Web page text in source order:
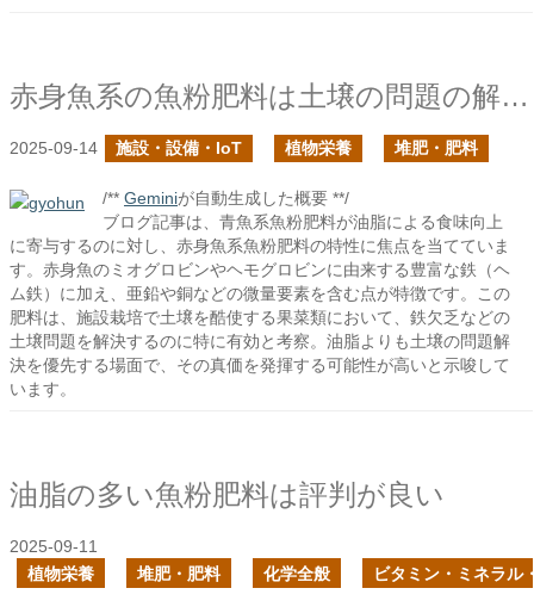
赤身魚系の魚粉肥料は土壌の問題の解決に向いているはず
2025-09-14 施設・設備・IoT 植物栄養 堆肥・肥料
/** Geminiが自動生成した概要 **/
ブログ記事は、青魚系魚粉肥料が油脂による食味向上
に寄与するのに対し、赤身魚系魚粉肥料の特性に焦点を当てていま
す。赤身魚のミオグロビンやヘモグロビンに由来する豊富な鉄（ヘ
ム鉄）に加え、亜鉛や銅などの微量要素を含む点が特徴です。この
肥料は、施設栽培で土壌を酷使する果菜類において、鉄欠乏などの
土壌問題を解決するのに特に有効と考察。油脂よりも土壌の問題解
決を優先する場面で、その真価を発揮する可能性が高いと示唆して
います。
油脂の多い魚粉肥料は評判が良い
2025-09-11
植物栄養
堆肥・肥料 化学全般 ビタミン・ミネラル